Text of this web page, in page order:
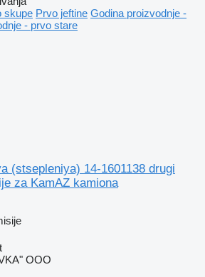
skupe Prvo jeftine Godina proizvodnje -
- prvo stare
(stsepleniya) 14-1601138 drugi
za KamAZ kamiona
OOO